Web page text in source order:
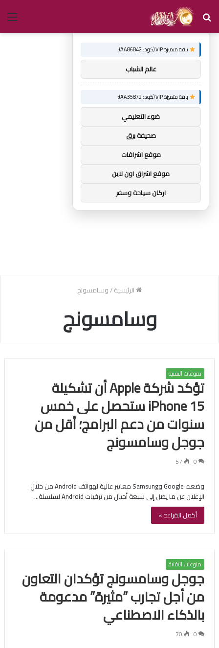
بحث
عن
الرئيسية/وسامسونج
وسامسونج
منوعات التقنية
تؤكد شركة Apple أن تشكيلة
iPhone 15 ستحصل على خمس
سنوات من دعم البرامج؛ أقل من
جوجل وسامسونج
0
57
وضعت Google وSamsung معايير عالية لهواتف Android من خلال
الإعلان عن ما يصل إلى سبعة أجيال من ترقيات Android لسلسلة…
أكمل القراءة »
منوعات التقنية
جوجل وسامسونج تؤكدان التعاون
من أجل تجارب “مثيرة” مدعومة
بالذكاء الاصطناعي
0
70
توصيات :
باقة متميزة VIP (كود: AA86842):
عالم الشباب
باقة متميزة VIP (كود: AA35872):
ضوء التعليمي
صحيفة برق
موقع اشراقات
موقع اشراق اون لاين
اركان سياحة وسفر